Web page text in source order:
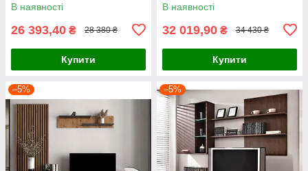
В наявності
26 393,40 ₴ 28 380 ₴
Купити
В наявності
32 019,90 ₴ 34 430 ₴
Купити
–5% –5%